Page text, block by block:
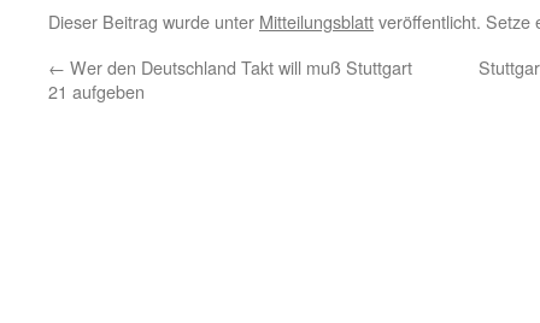
Dieser Beitrag wurde unter Mitteilungsblattveröffentlicht. Setze
← Wer den Deutschland Takt will muß Stuttgart
21 aufgeben